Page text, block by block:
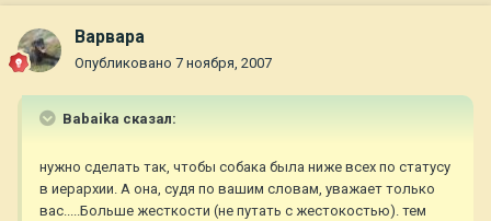
Варвара
Опубликовано 7 ноября, 2007
Babaika сказал:
нужно сделать так, чтобы собака была ниже всех по статусу
в иерархии. А она, судя по вашим словам, уважает только
вас.....Больше жесткости (не путать с жестокостью). тем